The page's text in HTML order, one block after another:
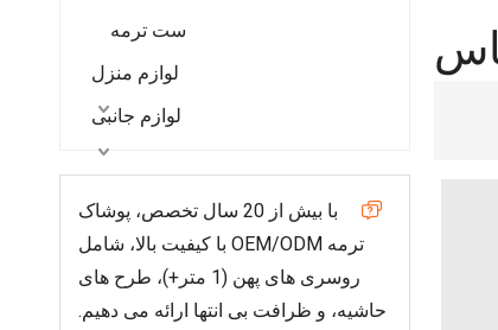
ست ترمه
لوازم منزل
لوازم جانبی

با بیش از 20 سال تخصص، پوشاک
ترمه OEM/ODM با کیفیت بالا، شامل
روسری های پهن (1 متر+)، طرح های
حاشیه، و ظرافت بی انتها ارائه می دهیم.